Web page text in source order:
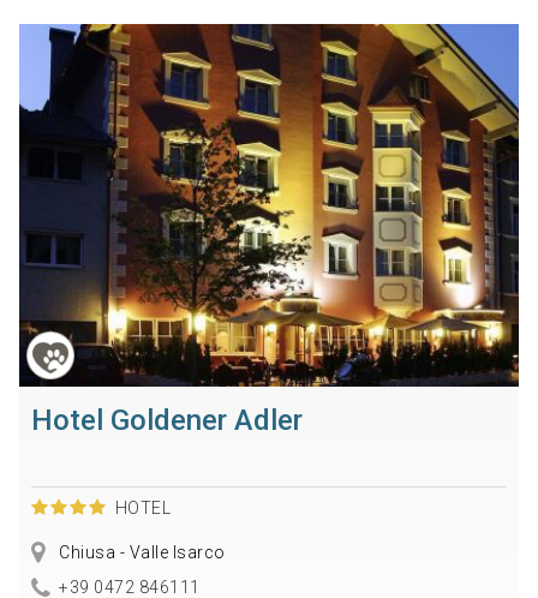
Hotel Goldener Adler
HOTEL
Chiusa - Valle Isarco
+39 0472 846111